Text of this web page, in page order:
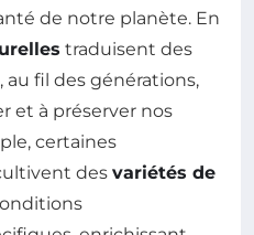
de notre planète. En
traduisent des
fil des générations,
et à préserver nos
certaines
des variétés de